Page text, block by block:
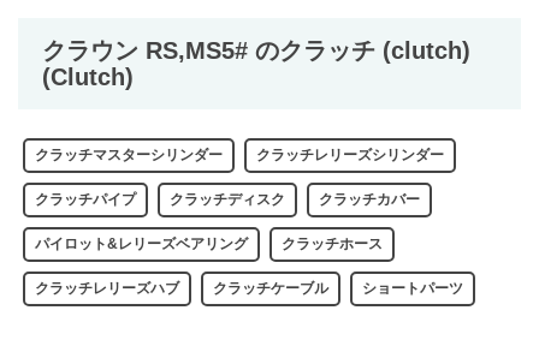
クラウン RS,MS5# のクラッチ (clutch)
(Clutch)
クラッチマスターシリンダー クラッチレリーズシリンダー
クラッチパイプ クラッチディスク クラッチカバー
パイロット&レリーズベアリング クラッチホース
クラッチレリーズハブ クラッチケーブル ショートパーツ